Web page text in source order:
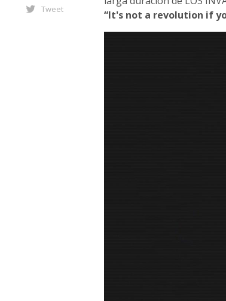
Tweet
“It's not a revolution if